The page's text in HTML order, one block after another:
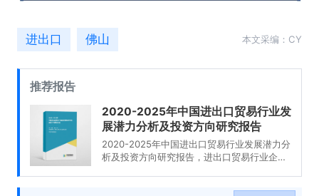
进出口 佛山 本文采编：CY
推荐报告
2020-2025年中国进出口贸易行业发
展潜力分析及投资方向研究报告
2020-2025年中国进出口贸易行业发展潜力分
析及投资方向研究报告，进出口贸易行业企业